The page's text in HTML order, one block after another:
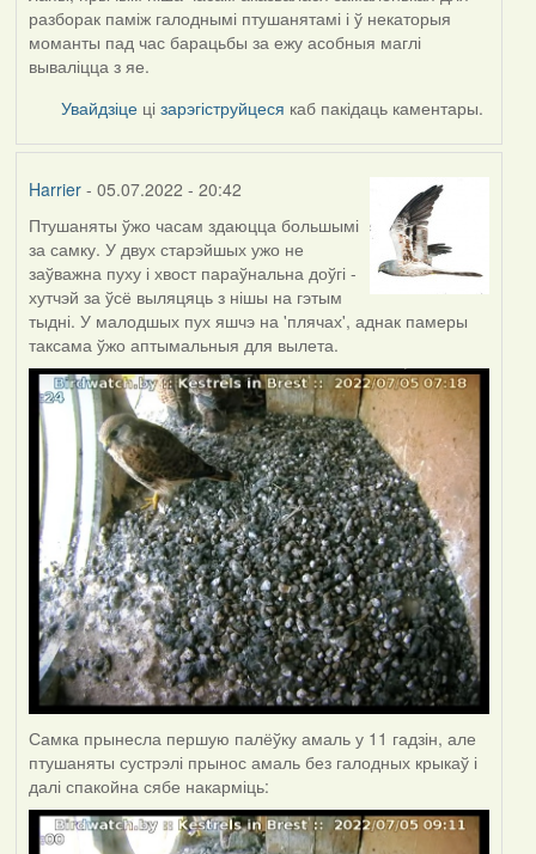
разборак паміж галоднымі птушанятамі і ў некаторыя
моманты пад час барацьбы за ежу асобныя маглі
вываліцца з яе.
Увайдзіце цізарэгіструйцеся каб пакідаць каментары.
Harrier- 05.07.2022 - 20:42
Птушаняты ўжо часам здаюцца большымі
за самку. У двух старэйшых ужо не
заўважна пуху і хвост параўнальна доўгі -
хутчэй за ўсё выляцяць з нішы на гэтым
тыдні. У малодшых пух яшчэ на 'плячах', аднак памеры
таксама ўжо аптымальныя для вылета.
Самка прынесла першую палёўку амаль у 11 гадзін, але
птушаняты сустрэлі прынос амаль без галодных крыкаў і
далі спакойна сябе накарміць: